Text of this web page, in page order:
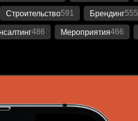
Строительство591 Брендинг555
486 Мероприятия466